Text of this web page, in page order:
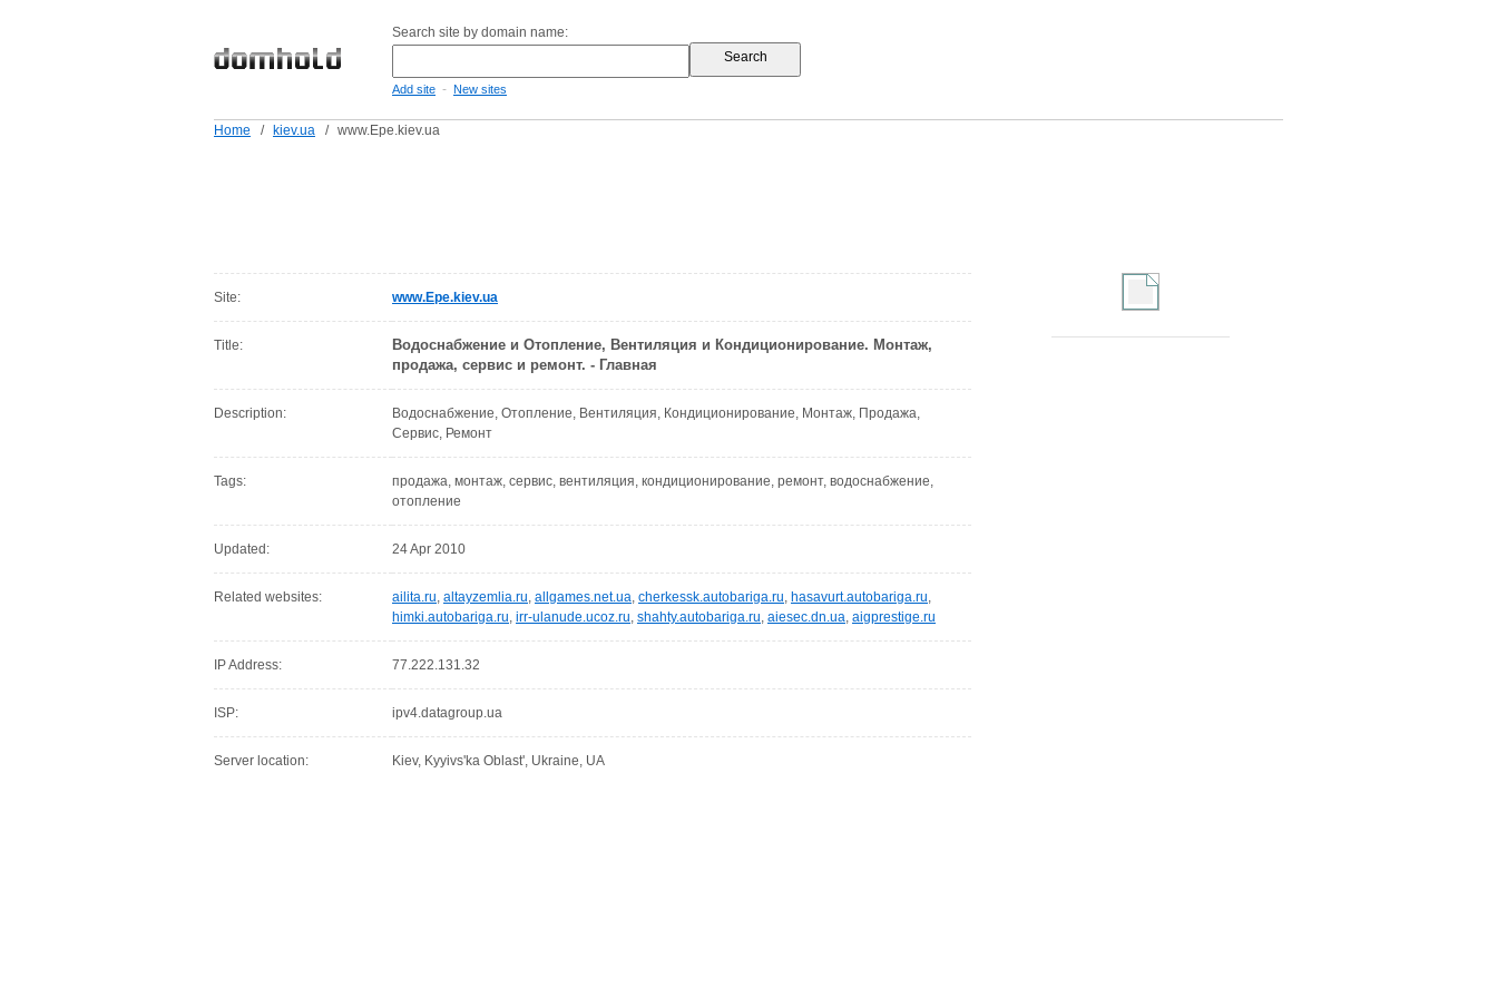
Search site by domain name:
Add site - New sites
Home / kiev.ua / www.Epe.kiev.ua
Site: www.Epe.kiev.ua
Title:
Водоснабжение и Отопление, Вентиляция и Кондиционирование. Монтаж,
продажа, сервис и ремонт. - Главная
Description:
Водоснабжение, Отопление, Вентиляция, Кондиционирование, Монтаж, Продажа,
Сервис, Ремонт
Tags:
продажа, монтаж, сервис, вентиляция, кондиционирование, ремонт, водоснабжение,
отопление
Updated: 24 Apr 2010
Related websites: ailita.ru, altayzemlia.ru, allgames.net.ua, cherkessk.autobariga.ru, hasavurt.autobariga.ru,
himki.autobariga.ru, irr-ulanude.ucoz.ru, shahty.autobariga.ru, aiesec.dn.ua, aigprestige.ru
IP Address: 77.222.131.32
ISP: ipv4.datagroup.ua
Server location: Kiev, Kyyivs'ka Oblast', Ukraine, UA